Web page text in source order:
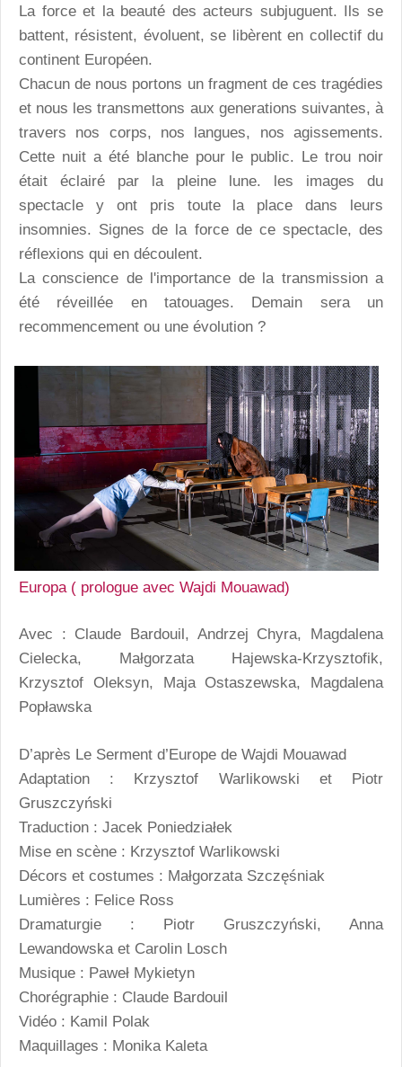
La force et la beauté des acteurs subjuguent. Ils se
battent, résistent, évoluent, se libèrent en collectif du
continent Européen.
Chacun de nous portons un fragment de ces tragédies
et nous les transmettons aux generations suivantes, à
travers nos corps, nos langues, nos agissements.
Cette nuit a été blanche pour le public. Le trou noir
était éclairé par la pleine lune. les images du
spectacle y ont pris toute la place dans leurs
insomnies. Signes de la force de ce spectacle, des
réflexions qui en découlent.
La conscience de l'importance de la transmission a
été réveillée en tatouages. Demain sera un
recommencement ou une évolution ?
Europa ( prologue avec Wajdi Mouawad)
Avec : Claude Bardouil, Andrzej Chyra, Magdalena
Cielecka, Małgorzata Hajewska-Krzysztofik,
Krzysztof Oleksyn, Maja Ostaszewska, Magdalena
Popławska
D’après Le Serment d’Europe de Wajdi Mouawad
Adaptation : Krzysztof Warlikowski et Piotr
Gruszczyński
Traduction : Jacek Poniedziałek
Mise en scène : Krzysztof Warlikowski
Décors et costumes : Małgorzata Szczęśniak
Lumières : Felice Ross
Dramaturgie : Piotr Gruszczyński, Anna
Lewandowska et Carolin Losch
Musique : Paweł Mykietyn
Chorégraphie : Claude Bardouil
Vidéo : Kamil Polak
Maquillages : Monika Kaleta